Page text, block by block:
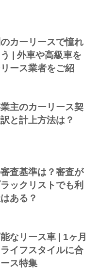
カーリースで憧れ
| 外車や高級車を
ース業者をご紹
主のカーリース契
と計上方法は？
査基準は？審査が
ックリストでも利
ある？
なリース車 | 1ヶ月
イフスタイルに合
ス特集